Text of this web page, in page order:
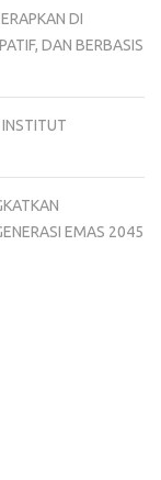
DI
DAN BERBASIS
INSTITUT
EMAS 2045